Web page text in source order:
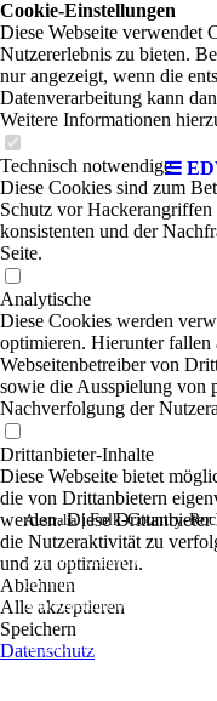
Australia |Folk-Country-
Aus einer kleinen Stadt in New
der Musiker Edward Hughson
Sein Repertoire bewegt sich in
In ganz eigenem Stil
Cookie-Einstellungen
Diese Webseite verwendet
Nutzererlebnis zu bieten.
nur angezeigt, wenn die
Datenverarbeitung kann
Weitere Informationen
Technisch notwendige
Diese Cookies sind zum
Schutz vor
konsistenten und der
Seite.
Analytische
Diese Cookies werden
optimieren. Hierunter fallen
Webseitenbetreiber von
sowie die Ausspielung von
Nachverfolgung der
Drittanbieter-Inhalte
Diese Webseite bietet
die von Drittanbietern
werden. Diese
die Nutzeraktivität zu
und zu optimieren.
Ablehnen
Alle akzeptieren
Speichern
Datenschutz